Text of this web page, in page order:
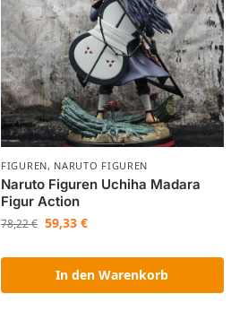
FIGUREN, NARUTO FIGUREN
Naruto Figuren Uchiha Madara
Figur Action
78,22€ 59,33€
In den Warenkorb